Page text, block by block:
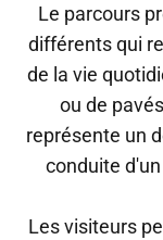
Le parcours
différents qui
de la vie
ou de
représente un
conduite
Les visiteurs